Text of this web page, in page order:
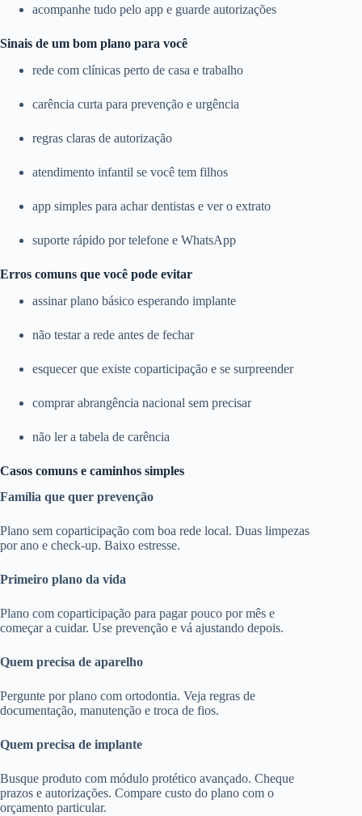
acompanhe tudo pelo app e guarde autorizações
Sinais de um bom plano para você
rede com clínicas perto de casa e trabalho
carência curta para prevenção e urgência
regras claras de autorização
atendimento infantil se você tem filhos
app simples para achar dentistas e ver o extrato
suporte rápido por telefone e WhatsApp
Erros comuns que você pode evitar
assinar plano básico esperando implante
não testar a rede antes de fechar
esquecer que existe coparticipação e se surpreender
comprar abrangência nacional sem precisar
não ler a tabela de carência
Casos comuns e caminhos simples
Família que quer prevenção
Plano sem coparticipação com boa rede local. Duas limpezas
por ano e check-up. Baixo estresse.
Primeiro plano da vida
Plano com coparticipação para pagar pouco por mês e
começar a cuidar. Use prevenção e vá ajustando depois.
Quem precisa de aparelho
Pergunte por plano com ortodontia. Veja regras de
documentação, manutenção e troca de fios.
Quem precisa de implante
Busque produto com módulo protético avançado. Cheque
prazos e autorizações. Compare custo do plano com o
orçamento particular.